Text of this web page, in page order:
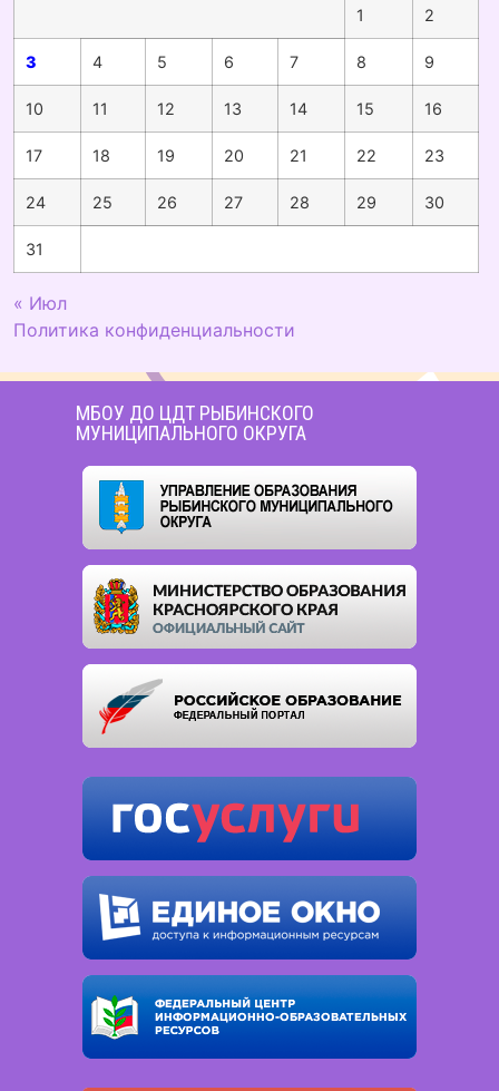
1 2
3 4 5 6 7 8 9
10 11 12 13 14 15 16
17 18 19 20 21 22 23
24 25 26 27 28 29 30
31
« Июл
Политика конфиденциальности
МБОУ ДО ЦДТ РЫБИНСКОГО
МУНИЦИПАЛЬНОГО ОКРУГА